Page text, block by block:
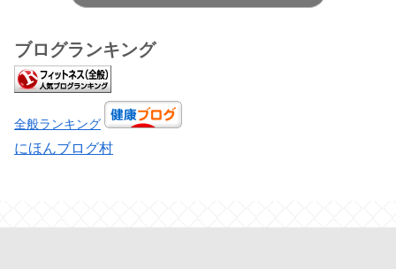
ブログランキング
全般ランキング
にほんブログ村